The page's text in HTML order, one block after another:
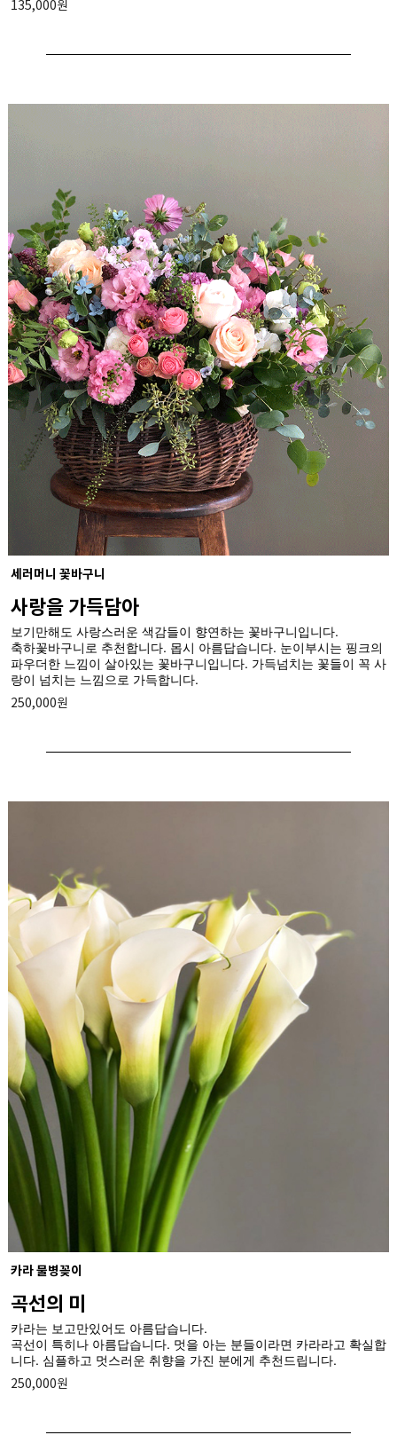
135,000원
세러머니 꽃바구니
사랑을 가득담아
보기만해도 사랑스러운 색감들이 향연하는 꽃바구니입니다.
축하꽃바구니로 추천합니다. 몹시 아름답습니다. 눈이부시는 핑크의
파우더한 느낌이 살아있는 꽃바구니입니다. 가득넘치는 꽃들이 꼭 사
랑이 넘치는 느낌으로 가득합니다.
250,000원
카라 물병꽂이
곡선의 미
카라는 보고만있어도 아름답습니다.
곡선이 특히나 아름답습니다. 멋을 아는 분들이라면 카라라고 확실합
니다. 심플하고 멋스러운 취향을 가진 분에게 추천드립니다.
250,000원